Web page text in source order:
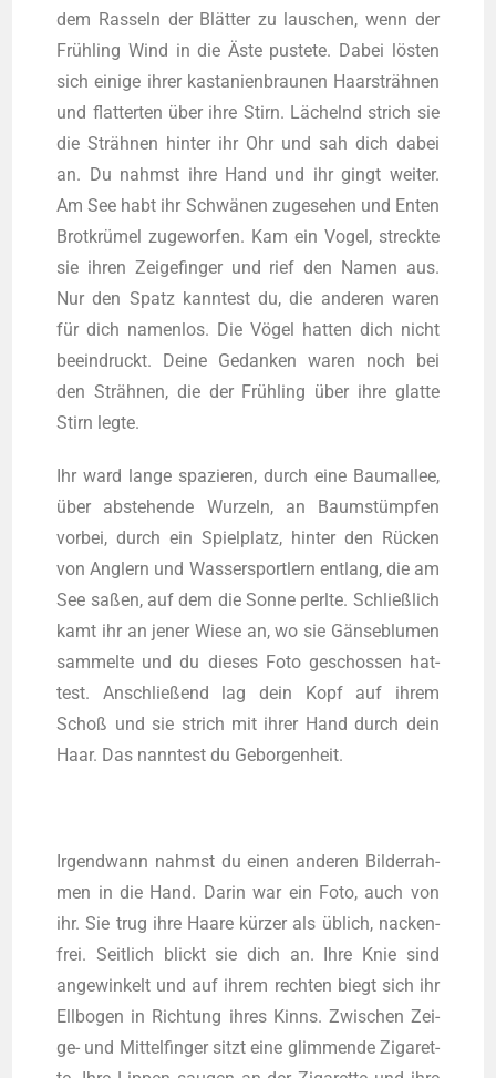
dem Ras­seln der Blät­ter zu lau­schen, wenn der
Früh­ling Wind in die Äste pus­te­te. Dabei lös­ten
sich eini­ge ihrer kas­ta­ni­en­brau­nen Haar­sträh­nen
und flat­ter­ten über ihre Stirn. Lächelnd strich sie
die Sträh­nen hin­ter ihr Ohr und sah dich dabei
an. Du nahmst ihre Hand und ihr gingt wei­ter.
Am See habt ihr Schwä­nen zuge­se­hen und Enten
Brot­krü­mel zuge­wor­fen. Kam ein Vogel, streck­te
sie ihren Zei­ge­fin­ger und rief den Namen aus.
Nur den Spatz kann­test du, die ande­ren waren
für dich namen­los. Die Vögel hat­ten dich nicht
beein­druckt. Dei­ne Gedan­ken waren noch bei
den Sträh­nen, die der Früh­ling über ihre glat­te
Stirn legte.
Ihr ward lan­ge spa­zie­ren, durch eine Baum­al­lee,
über abste­hen­de Wur­zeln, an Baum­stümp­fen
vor­bei, durch ein Spiel­platz, hin­ter den Rücken
von Ang­lern und Was­ser­sport­lern ent­lang, die am
See saßen, auf dem die Son­ne perl­te. Schließ­lich
kamt ihr an jener Wie­se an, wo sie Gän­se­blu­men
sam­mel­te und du die­ses Foto geschos­sen hat­
test. Anschlie­ßend lag dein Kopf auf ihrem
Schoß und sie strich mit ihrer Hand durch dein
Haar. Das nann­test du Geborgenheit.
Irgend­wann nahmst du einen ande­ren Bil­der­rah­
men in die Hand. Dar­in war ein Foto, auch von
ihr. Sie trug ihre Haa­re kür­zer als üblich, nacken­
frei. Seit­lich blickt sie dich an. Ihre Knie sind
ange­win­kelt und auf ihrem rech­ten biegt sich ihr
Ell­bo­gen in Rich­tung ihres Kinns. Zwi­schen Zei­
ge- und Mit­tel­fin­ger sitzt eine glim­men­de Ziga­ret­